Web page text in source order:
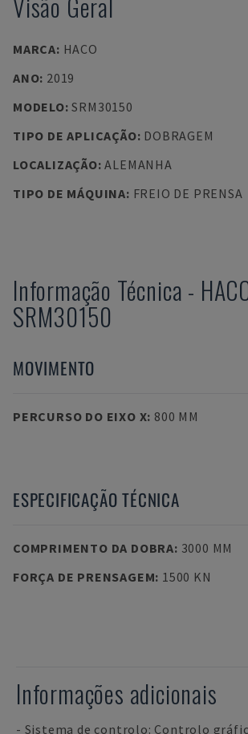
MARCA: HACO
ANO: 2019
MODELO:SRM30150
TIPO DE APLICAÇÃO: DOBRAGEM
LOCALIZAÇÃO:ALEMANHA
TIPO DE MÁQUINA: FREIO DE PRENSA
Informação Técnica -
SRM30150
MOVIMENTO
PERCURSO DO EIXO X: 800 MM
ESPECIFICAÇÃO TÉCNICA
COMPRIMENTO DA DOBRA: 3000 MM
FORÇA DE PRENSAGEM: 1500 KN
Informações adicionais
- Sistema de controlo: Controlo